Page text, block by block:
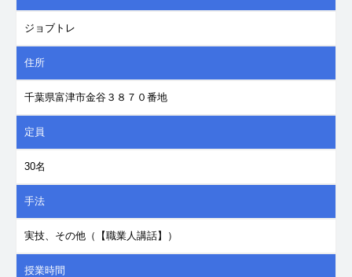
ジョブトレ
住所
千葉県富津市金谷３８７０番地
定員
30名
手法
実技、その他（【職業人講話】）
授業時間